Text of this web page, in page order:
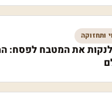
ותחזוקה
את המטבח לפסח: